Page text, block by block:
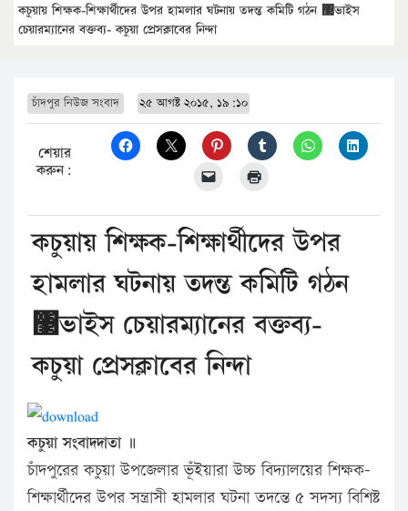
কচুয়ায় শিক্ষক-শিক্ষার্থীদের উপর হামলার ঘটনায় তদন্ত কমিটি গঠন ঳ভাইস
চেয়ারম্যানের বক্তব্য- কচুয়া প্রেসক্লাবের নিন্দা
চাঁদপুর নিউজ সংবাদ ২৫ আগষ্ট ২০১৫, ১৯:১০
শেয়ার
করুন:
কচুয়ায় শিক্ষক-শিক্ষার্থীদের উপর
হামলার ঘটনায় তদন্ত কমিটি গঠন
঳ভাইস চেয়ারম্যানের বক্তব্য-
কচুয়া প্রেসক্লাবের নিন্দা
কচুয়া সংবাদদাতা ॥
চাঁদপুরের কচুয়া উপজেলার ভূঁইয়ারা উচ্চ বিদ্যালয়ের শিক্ষক-
শিক্ষার্থীদের উপর সন্ত্রাসী হামলার ঘটনা তদন্তে ৫ সদস্য বিশিষ্ট